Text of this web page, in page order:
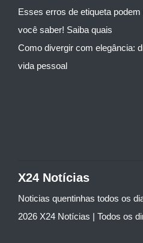
Esses erros de etiqueta
você saber! Saiba quais
Como divergir com elegância:
vida pessoal
X24 Notícias
Noticias quentinhas todos os
2026 X24 Notícias | Todos os